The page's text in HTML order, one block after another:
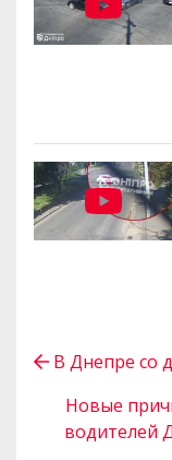
В Днепре со
Новые
водителей